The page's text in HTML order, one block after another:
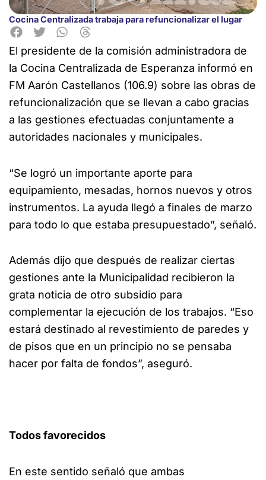
Cocina Centralizada trabaja para refuncionalizar el lugar
El presidente de la comisión administradora de
la Cocina Centralizada de Esperanza informó en
FM Aarón Castellanos (106.9) sobre las obras de
refuncionalización que se llevan a cabo gracias
a las gestiones efectuadas conjuntamente a
autoridades nacionales y municipales.
“Se logró un importante aporte para
equipamiento, mesadas, hornos nuevos y otros
instrumentos. La ayuda llegó a finales de marzo
para todo lo que estaba presupuestado”, señaló.
Además dijo que después de realizar ciertas
gestiones ante la Municipalidad recibieron la
grata noticia de otro subsidio para
complementar la ejecución de los trabajos. “Eso
estará destinado al revestimiento de paredes y
de pisos que en un principio no se pensaba
hacer por falta de fondos”, aseguró.
Todos favorecidos
En este sentido señaló que ambas